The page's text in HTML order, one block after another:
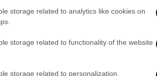
storage related to analytics like cookies on
storage related to functionality of the website
storage related to personalization.
παραχωρώντας
ώστε να δηλώνονται
ως «μισθωτές»
κυκλώματος.
έρευνες εντοπίστηκαν